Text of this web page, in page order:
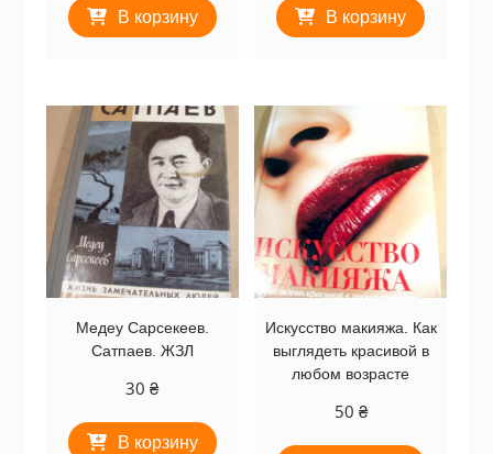
В корзину В корзину
Медеу Сарсекеев.
Сатпаев. ЖЗЛ
30₴
В корзину
Искусство макияжа. Как
выглядеть красивой в
любом возрасте
50 ₴